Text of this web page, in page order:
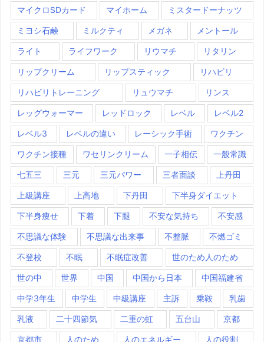
マイクロSDカード マイホーム ミスタードーナッツ
ミヨシ石鹸 ミルクティ メガネ メントール
ライト ライフワーク リウマチ リタリン
リップクリーム リップスティック リハビリ
リハビリトレーニング リュウマチ リンス
レッグウォーマー レッドロック レベル レベル2
レベル3 レベルの違い レーシック手術 ワクチン
ワクチン接種 ワセリンクリーム 一子相伝 一般常識
七五三 三元 三元パワー 三者面談 上丹田
上級講座 上高地 下丹田 下半身ダイエット
下半身痩せ 下着 下腿 不安な気持ち 不安感
不思議な体験 不思議な出来事 不整脈 不燃ゴミ
不登校 不眠 不眠症改善 世のため人のため
世の中 世界 中国 中国から日本 中国福建省
中学3年生 中学生 中級講座 主訴 乗鞍 乳歯
乳液 二十四節気 二重の虹 五台山 京都
京都市 人のため 人のエネルギー 人の役割